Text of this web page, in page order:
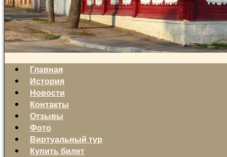
Главная
История
Новости
Контакты
Отзывы
Фото
Виртуальный тур
Купить билет